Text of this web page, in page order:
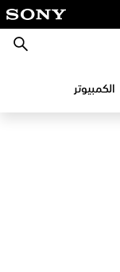
بحث
الكمبيوتر